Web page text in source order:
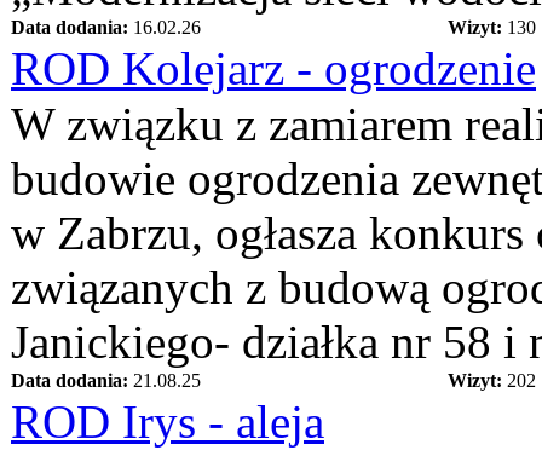
Data dodania: 16.02.26 Wizyt: 130
ROD Kolejarz - ogrodzenie
W związku z zamiarem
budowie ogrodzenia
w Zabrzu, ogłasza
związanych z budową
Janickiego- działka nr 58 i
Data dodania: 21.08.25 Wizyt: 202
ROD Irys - aleja